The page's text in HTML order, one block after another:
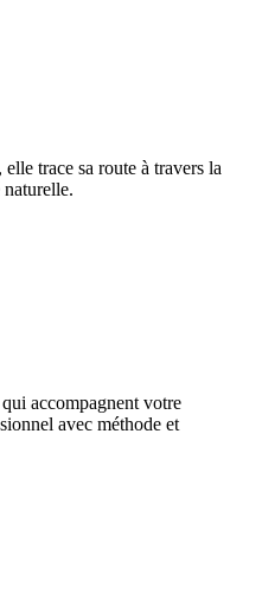
trace sa route à travers la
naturelle.
accompagnent votre
avec méthode et